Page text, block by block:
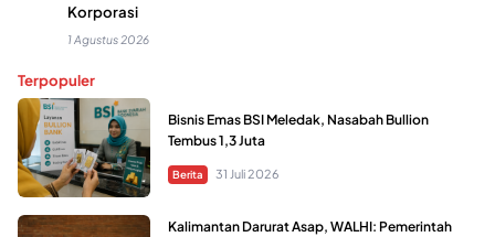
Korporasi
1 Agustus 2026
Terpopuler
Bisnis Emas BSI Meledak, Nasabah Bullion
Tembus 1,3 Juta
Berita 31 Juli 2026
Kalimantan Darurat Asap, WALHI: Pemerintah